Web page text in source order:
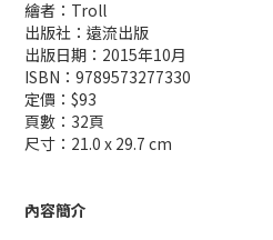
繪者：Troll
出版社：遠流出版
出版日期：2015年10月
ISBN：9789573277330
定價：$93
頁數：32頁
尺寸：21.0 x 29.7 cm
內容簡介